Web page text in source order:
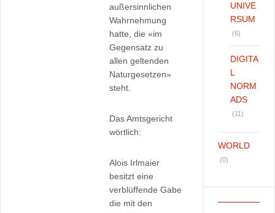
außersinnlichen
Wahrnehmung
hatte, die «im
Gegensatz zu
allen geltenden
Naturgesetzen»
steht.
Das Amtsgericht
wörtlich:
Alois Irlmaier
besitzt eine
verblüffende Gabe
die mit den
UNIVE
RSUM
(6)
DIGITA
L
NORM
ADS
(11)
WORLD
(0)